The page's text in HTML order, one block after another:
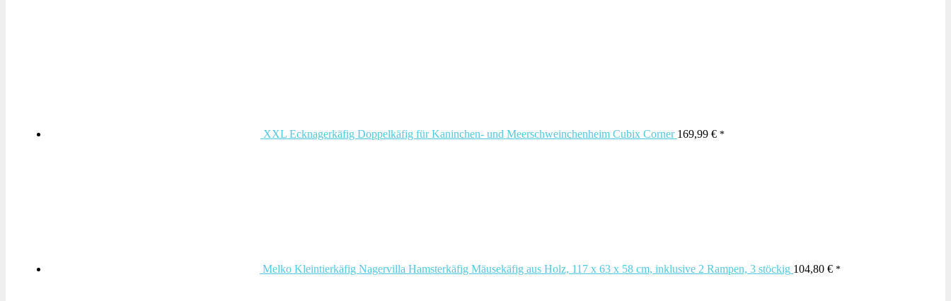
XXL Ecknagerkäfig Doppelkäfig für Kaninchen- und Meerschweinchenheim Cubix Corner 169,99 €
Melko Kleintierkäfig Nagervilla Hamsterkäfig Mäusekäfig aus Holz, 117 x 63 x 58 cm, inklusive 2 Rampen, 3 stöckig 104,80 €